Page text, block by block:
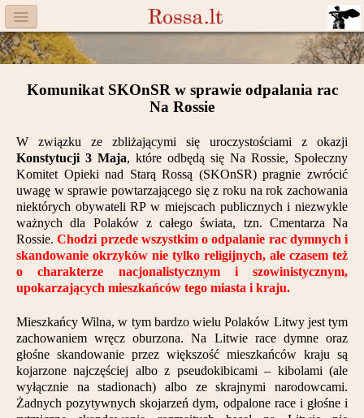
Menu
Facebook
Aktualności
Książka
Moneta
Cegiełki
Rossa
Darczyńcy
Partnerzy
Kontakt
Komunikat SKOnSR w sprawie odpalania rac
Na Rossie
W związku ze zbliżającymi się uroczystościami z okazji
Konstytucji 3 Maja, które odbędą się Na Rossie, Społeczny
Komitet Opieki nad Starą Rossą (SKOnSR) pragnie zwrócić
uwagę w sprawie powtarzającego się z roku na rok zachowania
niektórych obywateli RP w miejscach publicznych i niezwykle
ważnych dla Polaków z całego świata, tzn. Cmentarza Na
Rossie.Chodzi przede wszystkim o odpalanie rac dymnych i
skandowanie okrzyków nie tylko religijnych, ale czasem też
o charakterze nacjonalistycznym i szowinistycznym,
upokarzających mieszkańców tego miasta i kraju.
Mieszkańcy Wilna, w tym bardzo wielu Polaków Litwy jest tym
zachowaniem wręcz oburzona. Na Litwie race dymne oraz
głośne skandowanie przez większość mieszkańców kraju są
kojarzone najczęściej albo z pseudokibicami – kibolami (ale
wyłącznie na stadionach) albo ze skrajnymi narodowcami.
Żadnych pozytywnych skojarzeń dym, odpalone race i głośne i